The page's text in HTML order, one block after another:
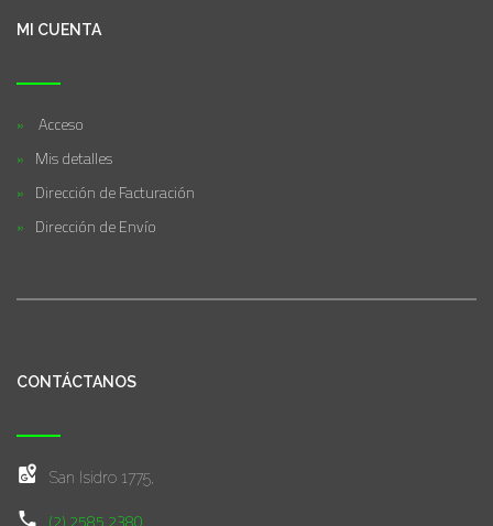
MI CUENTA
Acceso
Mis detalles
Dirección de Facturación
Dirección de Envío
CONTÁCTANOS
San Isidro 1775,
(2) 2585 2380